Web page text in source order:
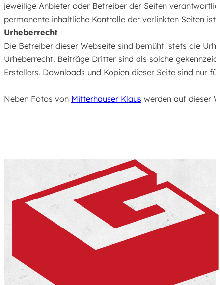
jeweilige Anbieter oder Betreiber der Seiten
permanente inhaltliche Kontrolle der verlinkten Seiten
Urheberrecht
Die Betreiber dieser Webseite sind bemüht, stets die
Urheberrecht. Beiträge Dritter sind als solche
Erstellers. Downloads und Kopien dieser Seite sind nur
Neben Fotos von Mitterhauser Klaus werden auf dieser